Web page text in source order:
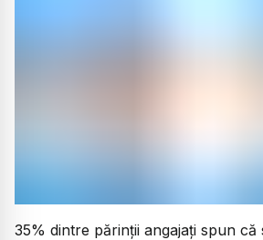
35% dintre părinții angajați spun că